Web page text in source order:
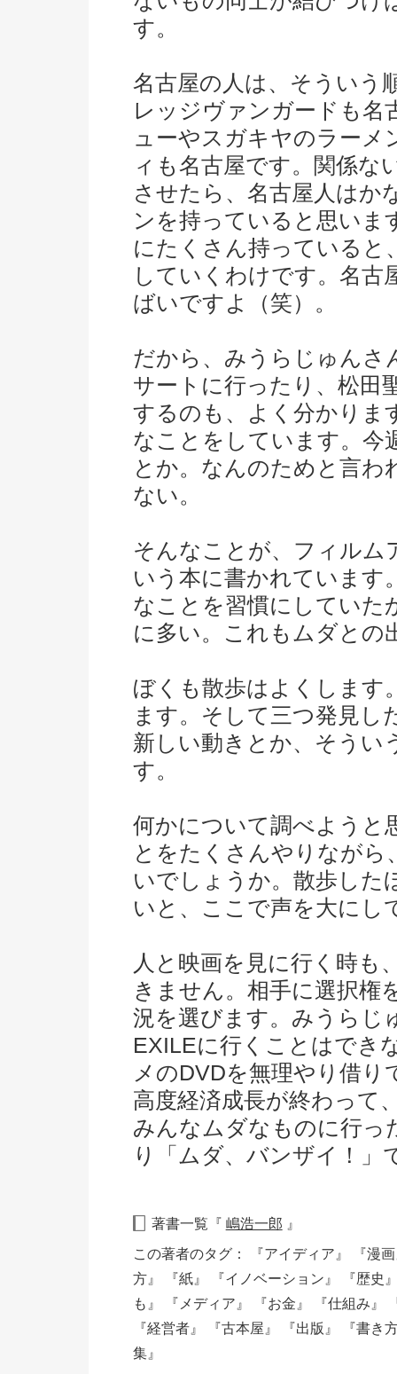
す。
名古屋の人は、そういう
レッジヴァンガードも名
ューやスガキヤのラーメ
ィも名古屋です。関係な
させたら、名古屋人はか
ンを持っていると思いま
にたくさん持っていると
していくわけです。名古
ばいですよ（笑）。
だから、みうらじゅんさ
サートに行ったり、松田
するのも、よく分かりま
なことをしています。今
とか。なんのためと言わ
ない。
そんなことが、フィルム
いう本に書かれています
なことを習慣にしていた
に多い。これもムダとの
ぼくも散歩はよくします
ます。そして三つ発見し
新しい動きとか、そうい
す。
何かについて調べようと
とをたくさんやりなが
いでしょうか。散歩した
いと、ここで声を大にし
人と映画を見に行く時も
きません。相手に選択権
況を選びます。みうらじ
EXILEに行くことはでき
メのDVDを無理やり借
高度経済成長が終わって
みんなムダなものに行っ
り「ムダ、バンザイ！」
著書一覧『 嶋浩一郎 』
この著者のタグ：
『アイディア』
『漫
方』
『紙』 『イノベーション』
『歴史
も』
『メディア』 『お金』 『仕組み』
『経営者』
『古本屋』 『出版』
『書き
集』